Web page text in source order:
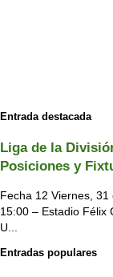
Entrada destacada
Liga de la
Posiciones y
Fecha 12 Viernes,
15:00 – Estadio Félix
U...
Entradas populares